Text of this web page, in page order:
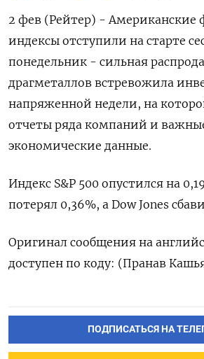
2 фев (Рейтер) - Американские
⁠индексы отступили на старте
понедельник - ⁠сильная
драгметаллов встревожила
напряженной недели, ‌на
‍отчеты ряда ‌компаний и
экономические данные.
Индекс S&⁠P ‍500 опустился на
потерял 0,36%, а Dow Jones
​Оригинал сообщения ‍на
доступен по ⁠коду: (Пранав
ПОДПИСАТЬСЯ НА